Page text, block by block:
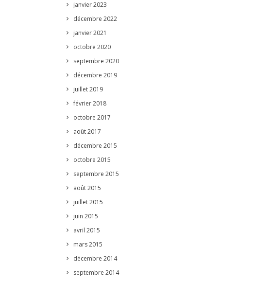
janvier 2023
décembre 2022
janvier 2021
octobre 2020
septembre 2020
décembre 2019
juillet 2019
février 2018
octobre 2017
août 2017
décembre 2015
octobre 2015
septembre 2015
août 2015
juillet 2015
juin 2015
avril 2015
mars 2015
décembre 2014
septembre 2014